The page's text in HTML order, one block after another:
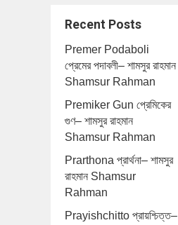
Recent Posts
Premer Podaboli
প্রেমের পদাবলী– শামসুর রাহমান
Shamsur Rahman
Premiker Gun প্রেমিকের
গুণ– শামসুর রাহমান
Shamsur Rahman
Prarthona প্রার্থনা– শামসুর
রাহমান Shamsur
Rahman
Prayishchitto প্রায়শ্চিত্ত–